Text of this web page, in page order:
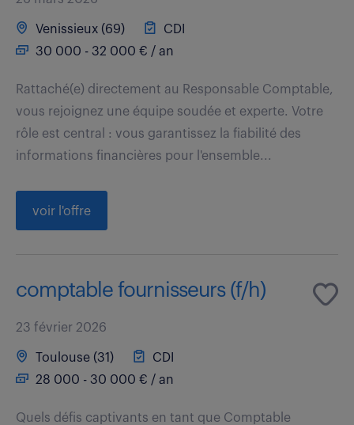
Venissieux (69)
CDI
30 000 - 32 000 € / an
Rattaché(e) directement au Responsable Comptable,
vous rejoignez une équipe soudée et experte. Votre
rôle est central : vous garantissez la fiabilité des
informations financières pour l'ensemble...
voir l'offre
comptable fournisseurs (f/h)
23 février 2026
Toulouse (31)
CDI
28 000 - 30 000 € / an
Quels défis captivants en tant que Comptable